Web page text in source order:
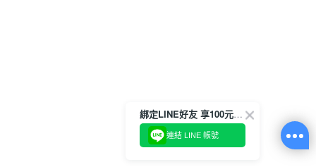
綁定LINE好友 享100元折價券
連結 LINE 帳號